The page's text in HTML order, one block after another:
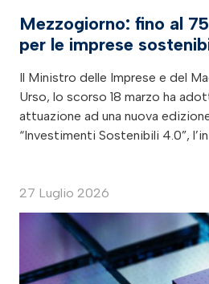
Mezzogiorno: fino al
per le imprese
Il Ministro delle Imprese e del
Urso, lo scorso 18 marzo ha
attuazione ad una nuova
“Investimenti Sostenibili 4.0”,
27 Luglio 2026